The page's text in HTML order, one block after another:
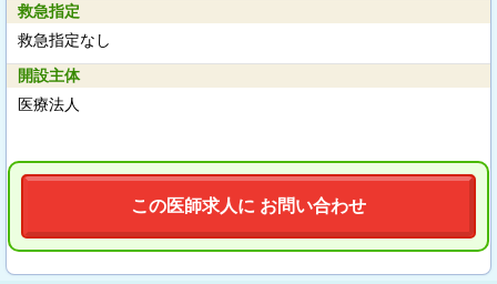
救急指定
救急指定なし
開設主体
医療法人
この医師求人に お問い合わせ